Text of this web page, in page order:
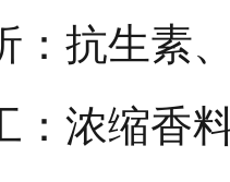
：抗生素
：浓缩香